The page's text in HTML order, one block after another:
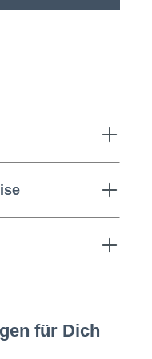
für Dich